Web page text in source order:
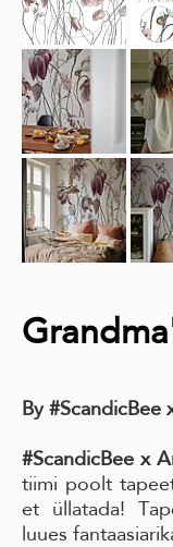
By #ScandicBee
#ScandicBee x
tiimi poolt
et üllatada!
luues